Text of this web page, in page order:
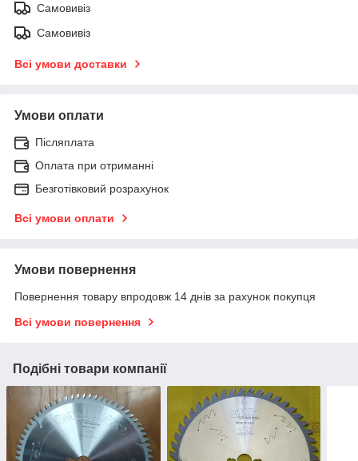
Самовивіз
Самовивіз
Всі умови доставки
Умови оплати
Післяплата
Оплата при отриманні
Безготівковий розрахунок
Всі умови оплати
Умови повернення
Повернення товару впродовж 14 днів за рахунок покупця
Всі умови повернення
Подібні товари компанії